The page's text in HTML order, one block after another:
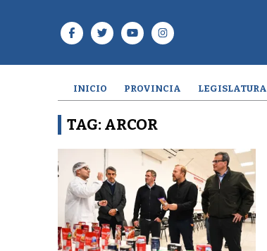
INICIO PROVINCIA LEGISLATURA
TAG: ARCOR